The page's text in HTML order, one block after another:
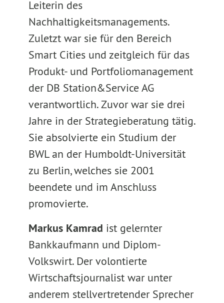
Leiterin des
Nachhaltigkeitsmanagements.
Zuletzt war sie für den Bereich
Smart Cities und zeitgleich für das
Produkt- und Portfoliomanagement
der DB Station&Service AG
verantwortlich. Zuvor war sie drei
Jahre in der Strategieberatung tätig.
Sie absolvierte ein Studium der
BWL an der Humboldt-Universität
zu Berlin, welches sie 2001
beendete und im Anschluss
promovierte.
Markus Kamrad ist gelernter
Bankkaufmann und Diplom-
Volkswirt. Der volontierte
Wirtschaftsjournalist war unter
anderem stellvertretender Sprecher